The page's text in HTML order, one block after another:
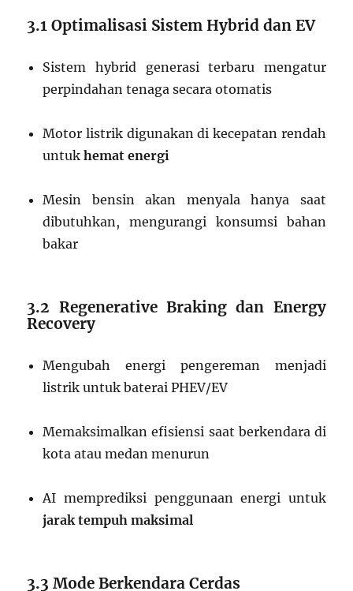
3.1 Optimalisasi Sistem Hybrid dan EV
Sistem hybrid generasi terbaru mengatur
perpindahan tenaga secara otomatis
Motor listrik digunakan di kecepatan rendah
untukhemat energi
Mesin bensin akan menyala hanya saat
dibutuhkan, mengurangi konsumsi bahan
bakar
3.2 Regenerative Braking dan Energy
Recovery
Mengubah energi pengereman menjadi
listrik untuk baterai PHEV/EV
Memaksimalkan efisiensi saat berkendara di
kota atau medan menurun
AI memprediksi penggunaan energi untuk
jarak tempuh maksimal
3.3 Mode Berkendara Cerdas